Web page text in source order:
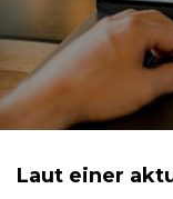
Laut einer